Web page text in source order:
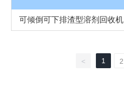
可倾倒可下排渣型溶剂回收机
< 1 2